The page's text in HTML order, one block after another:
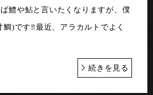
鱧や鮎と言いたくなりますが、僕
鯛)です‼️最近、アラカルトでよく
続きを見る